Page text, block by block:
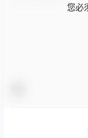
您必